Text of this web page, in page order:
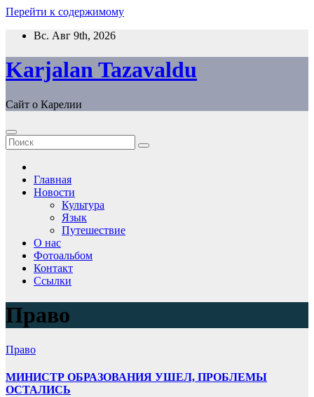
Перейти к содержимому
Вс. Авг 9th, 2026
Karjalan Tazavaldu
Сайт о Карелии
Главная
Новости
Культура
Язык
Путешествие
О нас
Фотоальбом
Контакт
Ссылки
Право
Право
МИНИСТР ОБРАЗОВАНИЯ УШЕЛ, ПРОБЛЕМЫ
ОСТАЛИСЬ